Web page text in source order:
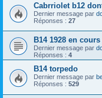
Cabrriolet b12
Dernier message par
Réponses : 27
B14 1928 en
Dernier message par
Réponses : 4
B14 torpedo
Dernier message par
Réponses : 529